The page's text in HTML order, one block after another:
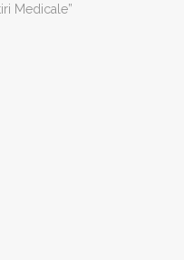
Medicale”